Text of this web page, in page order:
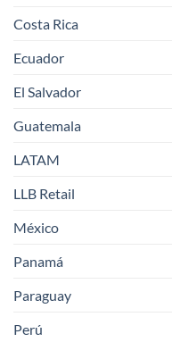
Costa Rica
Ecuador
El Salvador
Guatemala
LATAM
LLB Retail
México
Panamá
Paraguay
Perú